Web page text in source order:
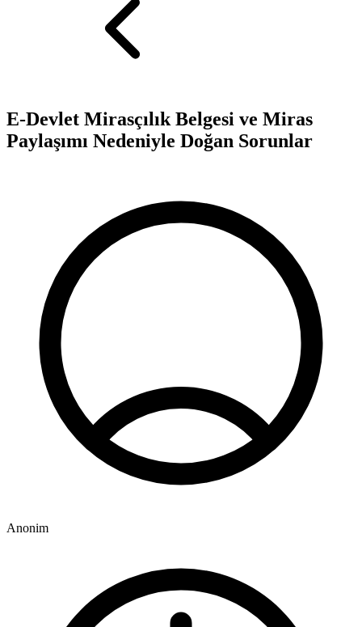
E-Devlet Mirasçılık Belgesi ve Miras
Paylaşımı Nedeniyle Doğan Sorunlar
Anonim